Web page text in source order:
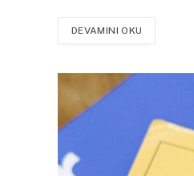
DEVAMINI OKU